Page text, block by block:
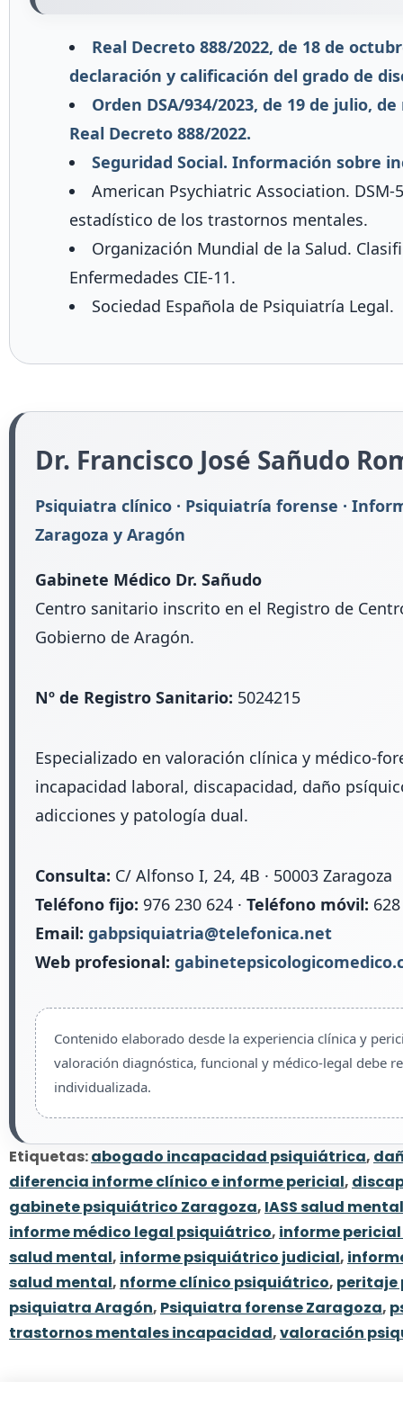
Real Decreto 888/2022, de 18 de
declaración y calificación del grado de
Orden DSA/934/2023, de 19 de julio,
Real Decreto 888/2022.
Seguridad Social. Información sobre
American Psychiatric Association. DSM-
estadístico de los trastornos mentales.
Organización Mundial de la Salud.
Enfermedades CIE-11.
Sociedad Española de Psiquiatría Legal.
Dr. Francisco José Sañudo
Psiquiatra clínico · Psiquiatría forense ·
Zaragoza y Aragón
Gabinete Médico Dr. Sañudo
Centro sanitario inscrito en el Registro de
Gobierno de Aragón.
Nº de Registro Sanitario: 5024215
Especializado en valoración clínica y médico-
incapacidad laboral, discapacidad, daño
adicciones y patología dual.
Consulta: C/ Alfonso I, 24, 4B · 50003 Zaragoza
Teléfono fijo: 976 230 624 · Teléfono móvil:
Email: gabpsiquiatria@telefonica.net
Web profesional:
Contenido elaborado desde la experiencia clínica y
valoración diagnóstica, funcional y médico-legal debe
individualizada.
Etiquetas:abogado incapacidad psiquiátrica,
diferencia informe clínico e informe pericial,
gabinete psiquiátrico Zaragoza, IASS salud mental
informe médico legal psiquiátrico, informe
salud mental, informe psiquiátrico judicial,
salud mental, nforme clínico psiquiátrico, peritaje
psiquiatra Aragón, Psiquiatra forense Zaragoza,
trastornos mentales incapacidad,valoración